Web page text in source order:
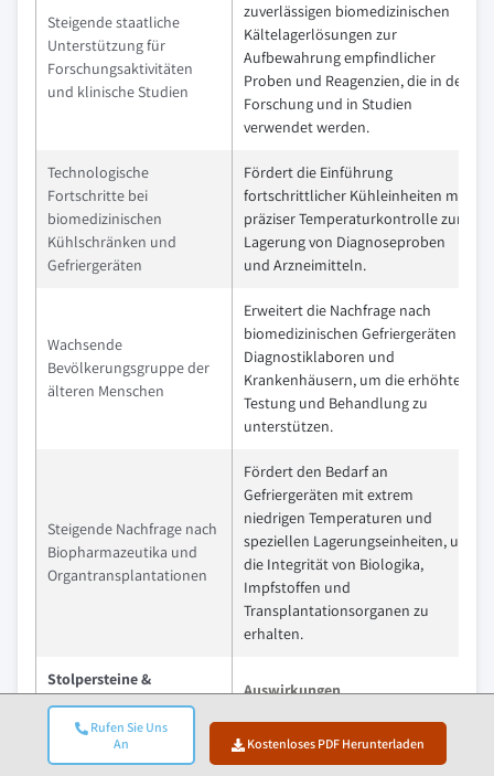
Rufen Sie Uns
An
Kostenloses PDF Herunterladen
Steigende staatliche
Unterstützung für
Forschungsaktivitäten
und klinische Studien
zuverlässigen biomedizinischen
Kältelagerlösungen zur
Aufbewahrung empfindlicher
Proben und Reagenzien, die in der
Forschung und in Studien
verwendet werden.
Technologische
Fortschritte bei
biomedizinischen
Kühlschränken und
Gefriergeräten
Fördert die Einführung
fortschrittlicher Kühleinheiten mit
präziser Temperaturkontrolle zur
Lagerung von Diagnoseproben
und Arzneimitteln.
Wachsende
Bevölkerungsgruppe der
älteren Menschen
Erweitert die Nachfrage nach
biomedizinischen Gefriergeräten in
Diagnostiklaboren und
Krankenhäusern, um die erhöhte
Testung und Behandlung zu
unterstützen.
Steigende Nachfrage nach
Biopharmazeutika und
Organtransplantationen
Fördert den Bedarf an
Gefriergeräten mit extrem
niedrigen Temperaturen und
speziellen Lagerungseinheiten, um
die Integrität von Biologika,
Impfstoffen und
Transplantationsorganen zu
erhalten.
Stolpersteine &
Herausforderungen
Auswirkungen
Präsenz einer großen
Anzahl lokaler Anbieter,
Intensiviert den Preiskampf und
kann sich auf die Verkäufe von